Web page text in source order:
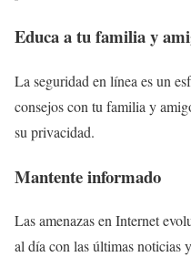
Educa a tu familia y
La seguridad en línea es un
consejos con tu familia y
su privacidad.
Mantente informado
Las amenazas en Internet
al día con las últimas noticias